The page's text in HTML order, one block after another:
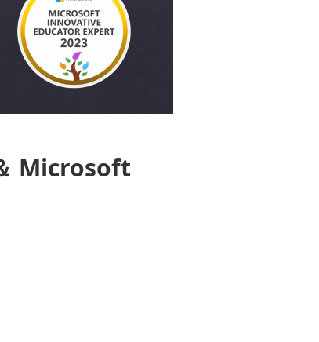
Microsoft